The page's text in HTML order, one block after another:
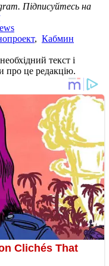
Підписуйтесь на
, Кабмин
текст і
про це редакцію.